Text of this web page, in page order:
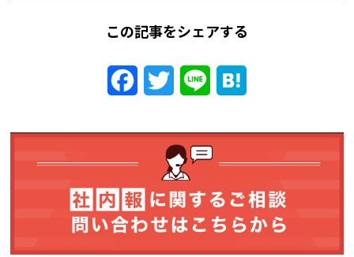
この記事をシェアする
FacebookTwitter Line